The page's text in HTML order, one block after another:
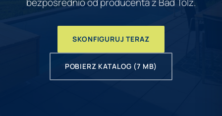
SKONFIGURUJ TERAZ
POBIERZ KATALOG (7 MB)